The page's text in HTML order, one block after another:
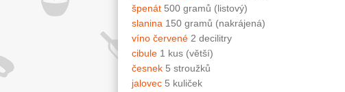
špenát 500 gramů (listový)
slanina 150 gramů (nakrájená)
víno červené 2 decilitry
cibule 1 kus (větší)
česnek 5 stroužků
jalovec 5 kuliček